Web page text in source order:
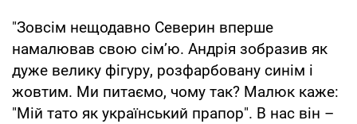
"Зовсім нещодавно Северин вперше
намалював свою сімʼю. Андрія зобразив як
дуже велику фігуру, розфарбовану синім і
жовтим. Ми питаємо, чому так? Малюк каже:
"Мій тато як український прапор". В нас він –